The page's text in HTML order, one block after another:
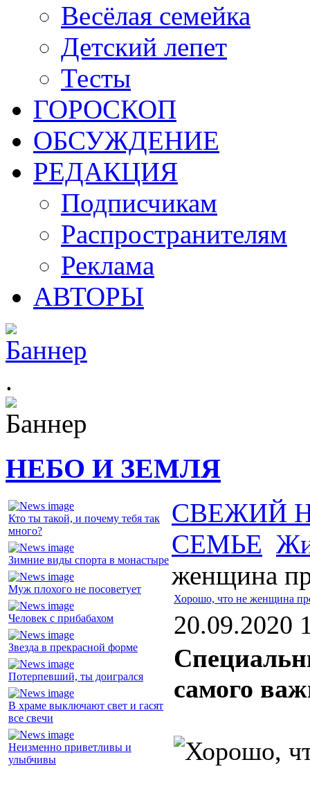
Весёлая семейка
Детский лепет
Тесты
ГОРОСКОП
ОБСУЖДЕНИЕ
РЕДАКЦИЯ
Подписчикам
Распространителям
Реклама
АВТОРЫ
.
НЕБО И ЗЕМЛЯ
Кто ты такой, и почему тебя так
много?
Зимние виды спорта в монастыре
Муж плохого не посоветует
Человек с прибабахом
Звезда в прекрасной форме
Потерпевший, ты доигрался
В храме выключают свет и гасят
все свечи
Неизменно приветливы и
улыбчивы
СВЕЖИЙ
СЕМЬЕ
женщина
Хорошо, что не женщина
20.09.2020
самого